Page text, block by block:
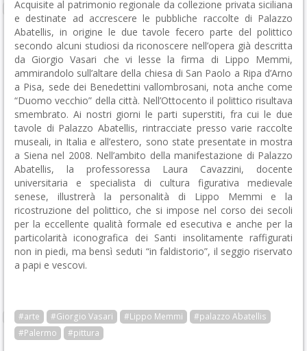
Acquisite al patrimonio regionale da collezione privata siciliana
e destinate ad accrescere le pubbliche raccolte di Palazzo
Abatellis, in origine le due tavole fecero parte del polittico
secondo alcuni studiosi da riconoscere nell’opera già descritta
da Giorgio Vasari che vi lesse la firma di Lippo Memmi,
ammirandolo sull’altare della chiesa di San Paolo a Ripa d’Arno
a Pisa, sede dei Benedettini vallombrosani, nota anche come
“Duomo vecchio” della città. Nell’Ottocento il polittico risultava
smembrato. Ai nostri giorni le parti superstiti, fra cui le due
tavole di Palazzo Abatellis, rintracciate presso varie raccolte
museali, in Italia e all’estero, sono state presentate in mostra
a Siena nel 2008. Nell’ambito della manifestazione di Palazzo
Abatellis, la professoressa Laura Cavazzini, docente
universitaria e specialista di cultura figurativa medievale
senese, illustrerà la personalità di Lippo Memmi e la
ricostruzione del polittico, che si impose nel corso dei secoli
per la eccellente qualità formale ed esecutiva e anche per la
particolarità iconografica dei Santi insolitamente raffigurati
non in piedi, ma bensì seduti “in faldistorio”, il seggio riservato
a papi e vescovi.
#arte #Giorgio Vasari #Lippo Memmi
#palazzo Abatellis
#Palermo
#pittura